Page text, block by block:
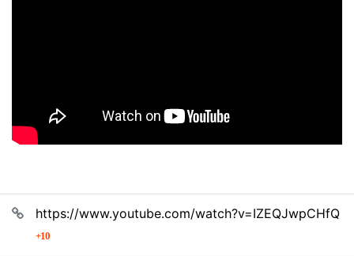
관련자료
https://www.youtube.com/watch?v=IZEQJwpCHfQ
10회 연결